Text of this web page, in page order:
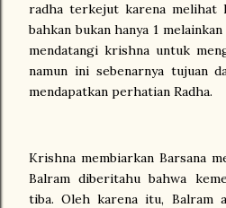
radha terkejut karena melihat
bahkan bukan hanya 1
mendatangi krishna untuk
namun ini sebenarnya tujuan
mendapatkan perhatian Radha.
Krishna membiarkan Barsana
Balram diberitahu bahwa
tiba. Oleh karena itu, Balram